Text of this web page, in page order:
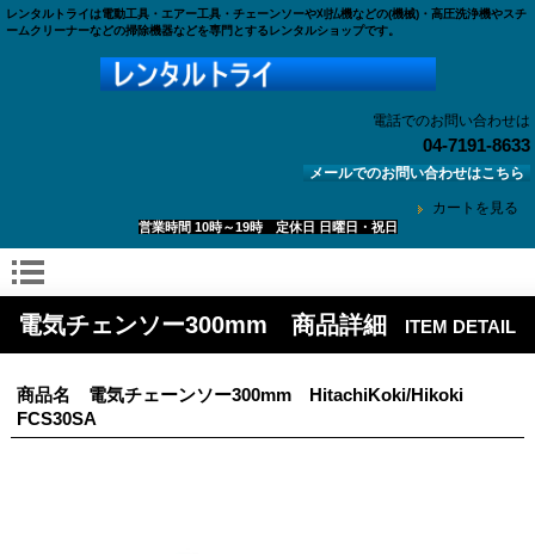
レンタルトライは電動工具・エアー工具・チェーンソーや刈払機などの(機械)・高圧洗浄機やスチ
ームクリーナーなどの掃除機器などを専門とするレンタルショップです。
電話でのお問い合わせは
04-7191-8633
メールでのお問い合わせはこちら
カートを見る
営業時間 10時～19時 定休日 日曜日・祝日
電気チェンソー300mm 商品詳細 ITEM DETAIL
商品名 電気チェーンソー300mm HitachiKoki/Hikoki
FCS30SA